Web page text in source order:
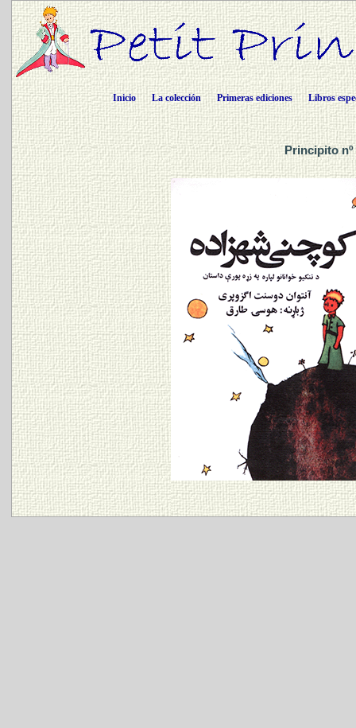
Inicio La colección Primeras ediciones Libros
Principito nº